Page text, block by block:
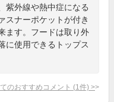
紫外線や熱中症になる
スナーポケットが付き
ます。フードは取り外
に使用できるトップス
のおすすめコメント (1 件) >